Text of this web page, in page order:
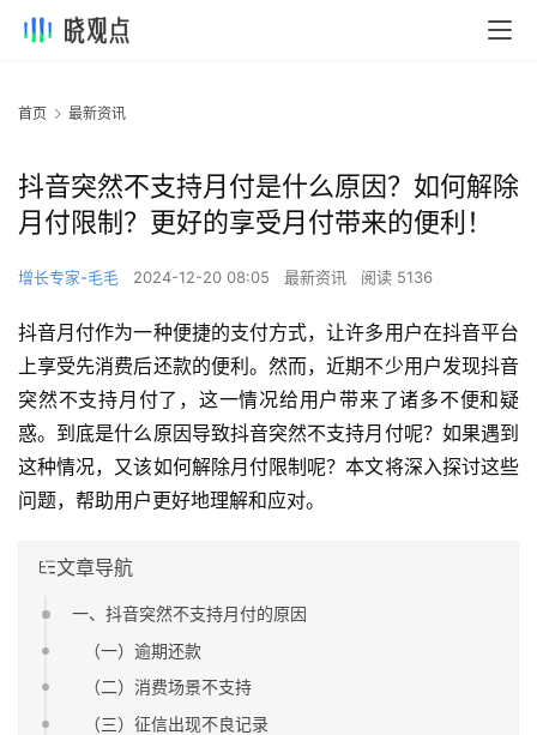
首页 最新资讯
抖音突然不支持月付是什么原因？如何解除
月付限制？更好的享受月付带来的便利！
增长专家-毛毛 2024-12-20 08:05 最新资讯 阅读 5136
抖音月付作为一种便捷的支付方式，让许多用户在抖音平台
上享受先消费后还款的便利。然而，近期不少用户发现抖音
突然不支持月付了，这一情况给用户带来了诸多不便和疑
惑。到底是什么原因导致抖音突然不支持月付呢？如果遇到
这种情况，又该如何解除月付限制呢？本文将深入探讨这些
问题，帮助用户更好地理解和应对。
文章导航
一、抖音突然不支持月付的原因
（一）逾期还款
（二）消费场景不支持
（三）征信出现不良记录